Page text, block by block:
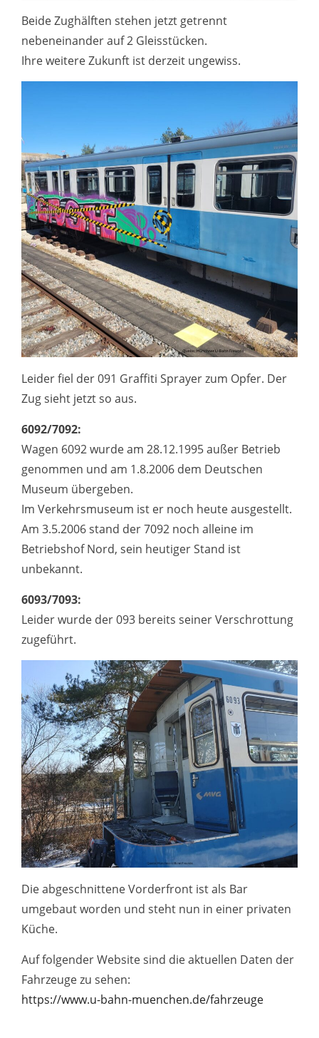
Beide Zughälften stehen jetzt getrennt
nebeneinander auf 2 Gleisstücken.
Ihre weitere Zukunft ist derzeit ungewiss.
Leider fiel der 091 Graffiti Sprayer zum Opfer. Der
Zug sieht jetzt so aus.
6092/7092:
Wagen 6092 wurde am 28.12.1995 außer Betrieb
genommen und am 1.8.2006 dem Deutschen
Museum übergeben.
Im Verkehrsmuseum ist er noch heute ausgestellt.
Am 3.5.2006 stand der 7092 noch alleine im
Betriebshof Nord, sein heutiger Stand ist
unbekannt.
6093/7093:
Leider wurde der 093 bereits seiner Verschrottung
zugeführt.
Die abgeschnittene Vorderfront ist als Bar
umgebaut worden und steht nun in einer privaten
Küche.
Auf folgender Website sind die aktuellen Daten der
Fahrzeuge zu sehen:
https://www.u-bahn-muenchen.de/fahrzeuge